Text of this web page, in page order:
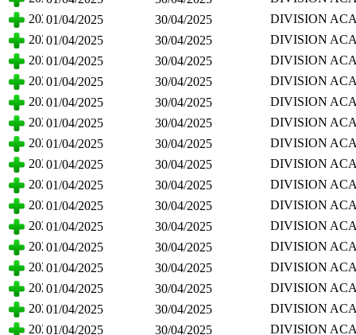
CIENCIAS
202501/04/2025 30/04/2025
DIVISION
CIENCIAS
202501/04/2025 30/04/2025
DIVISION
CIENCIAS
202501/04/2025 30/04/2025
DIVISION
CIENCIAS
202501/04/2025 30/04/2025
DIVISION
CIENCIAS
202501/04/2025 30/04/2025
DIVISION
CIENCIAS
202501/04/2025 30/04/2025
DIVISION
CIENCIAS
202501/04/2025 30/04/2025
DIVISION
CIENCIAS
202501/04/2025 30/04/2025
DIVISION
CIENCIAS
202501/04/2025 30/04/2025
DIVISION
CIENCIAS
202501/04/2025 30/04/2025
DIVISION
CIENCIAS
202501/04/2025 30/04/2025
DIVISION
CIENCIAS
202501/04/2025 30/04/2025
DIVISION
CIENCIAS
202501/04/2025 30/04/2025
DIVISION
CIENCIAS
202501/04/2025 30/04/2025
DIVISION
CIENCIAS
202501/04/2025 30/04/2025
DIVISION
CIENCIAS
202501/04/2025 30/04/2025
DIVISION